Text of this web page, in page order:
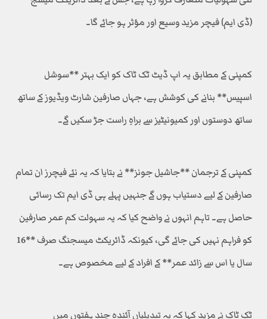
(ڈی ایم) فیچر مزید وسیع اور مؤثر ہو جائے گا۔
کمپنی کے مطابق یہ اپ ڈیٹ ٹک ٹاک کو ایک بہتر **سوشل
اسپیس** بنانے کی کوشش ہے، جہاں صارفین شارٹ ویڈیوز کے ساتھ
ساتھ دوستوں اور کمیونیٹیز سے براہِ راست جڑ سکیں گے۔
کمپنی کے ترجمان **جاشیل جونز** نے بتایا کہ یہ نئے فیچرز ان تمام
صارفین کے لیے دستیاب ہوں گے جنہیں پہلے ہی ڈی ایم تک رسائی
حاصل ہے۔ تاہم انہوں نے واضح کیا کہ یہ سہولت کم عمر صارفین
کو فراہم نہیں کی جائے گی، کیونکہ ڈائریکٹ میسجنگ صرف **16
سال یا اس سے زائد عمر** کے افراد کے لیے مخصوص ہے۔
ٹک ٹاک نے مزید کہا کہ یہ تبدیلیاں آئندہ چند ہفتوں میں